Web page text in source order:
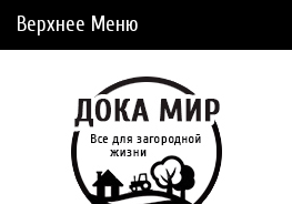
Верхнее Меню
Доставка и Оплата
Рассрочка